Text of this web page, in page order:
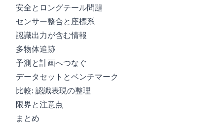
安全とロングテール問題
センサー整合と座標系
認識出力が含む情報
多物体追跡
予測と計画へつなぐ
データセットとベンチマーク
比較: 認識表現の整理
限界と注意点
まとめ